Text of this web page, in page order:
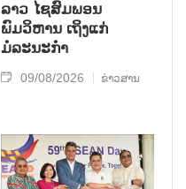
ລາວ ໄຊສົມພອນ
ພົມວິຫານ ເຖິງແກ່
ມໍລະນະກຳ
09/08/2026 ຂ່າວສານ